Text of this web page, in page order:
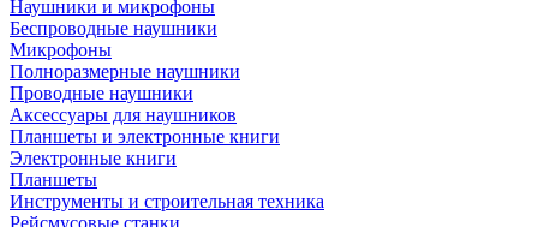
Наушники и микрофоны
Беспроводные наушники
Микрофоны
Полноразмерные наушники
Проводные наушники
Аксессуары для наушников
Планшеты и электронные книги
Электронные книги
Планшеты
Инструменты и строительная техника
Рейсмусовые станки